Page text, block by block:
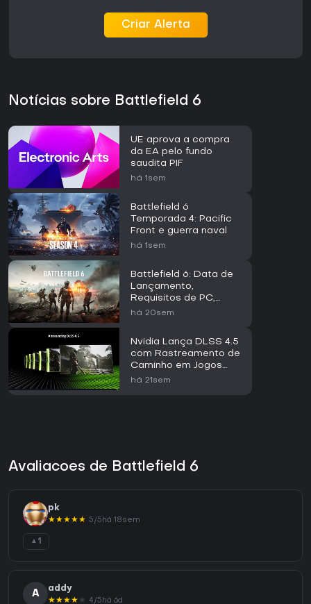
Criar Alerta
Notícias sobre Battlefield 6
UE aprova a compra
da EA pelo fundo
saudita PIF
há 1sem
Battlefield 6
Temporada 4: Pacific
Front e guerra naval
há 1sem
Battlefield 6: Data de
Lançamento,
Requisitos de PC,
Preço e RedSec
há 20sem
Nvidia Lança DLSS 4.5
com Rastreamento de
Caminho em Jogos
como 007 First Light e
há 21sem
Avaliacoes de Battlefield 6
pk
★★★★★ 5/5há 18sem
▲ 1
A
addy
★★★★ ★ 4/5há 6d